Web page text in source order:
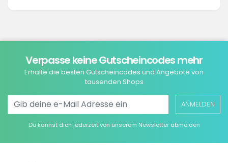
Verpasse keine Gutscheincodes mehr
Erhalte die besten Gutscheincodes und Angebote von
tausenden Shops
ANMELDEN
Du kannst dich jederzeit von unserem Newsletter abmelden